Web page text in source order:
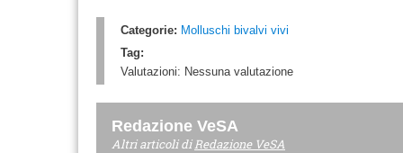
Categorie: Molluschi bivalvi vivi
Tag:
Valutazioni: Nessuna valutazione
Redazione VeSA
Altri articoli diRedazione VeSA